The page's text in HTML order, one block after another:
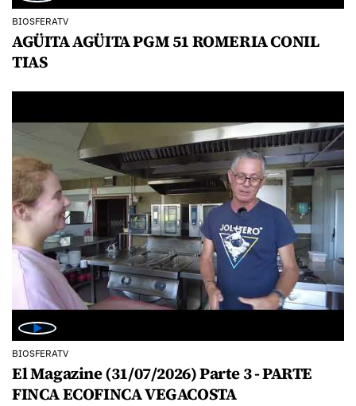
BIOSFERATV
AGÜITA AGÜITA PGM 51 ROMERIA CONIL
TIAS
BIOSFERATV
El Magazine (31/07/2026) Parte 3 - PARTE
FINCA ECOFINCA VEGACOSTA